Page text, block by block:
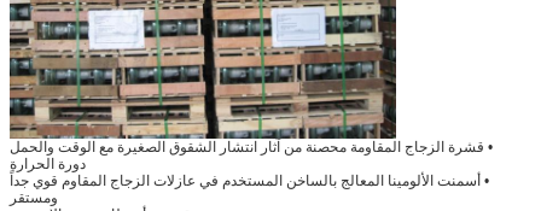
• قشرة الزجاج المقاومة محصنة من آثار انتشار الشقوق الصغيرة مع الوقت والحمل
دورة الحرارة
• أسمنت الألومينا المعالج بالساخن المستخدم في عازلات الزجاج المقاوم قوي جداً
ومستقر